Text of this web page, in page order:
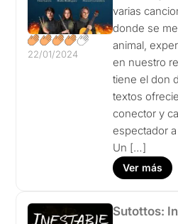
22/01/2024
varias
donde se
animal,
en nuestro
tiene el don
textos
conector y
espectador
Un […]
Ver más
Sutottos: